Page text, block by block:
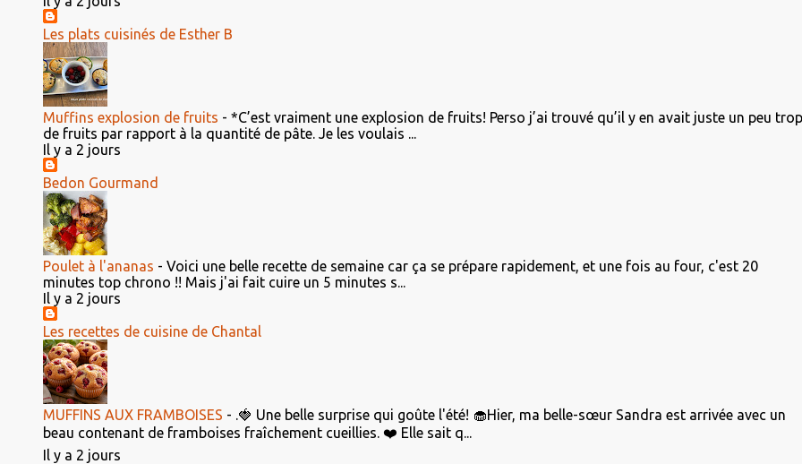
Les plats cuisinés de Esther B
Muffins explosion de fruits - *C’est vraiment une explosion de fruits! Perso j’ai trouvé qu’il y en avait juste un peu trop
de fruits par rapport à la quantité de pâte. Je les voulais ...
Il y a 2 jours
Bedon Gourmand
Poulet à l'ananas - Voici une belle recette de semaine car ça se prépare rapidement, et une fois au four, c'est 20
minutes top chrono !! Mais j'ai fait cuire un 5 minutes s...
Il y a 2 jours
Les recettes de cuisine de Chantal
MUFFINS AUX FRAMBOISES - .🍓 Une belle surprise qui goûte l'été! 🧁Hier, ma belle-sœur Sandra est arrivée avec un
beau contenant de framboises fraîchement cueillies. ❤️ Elle sait q...
Il y a 2 jours